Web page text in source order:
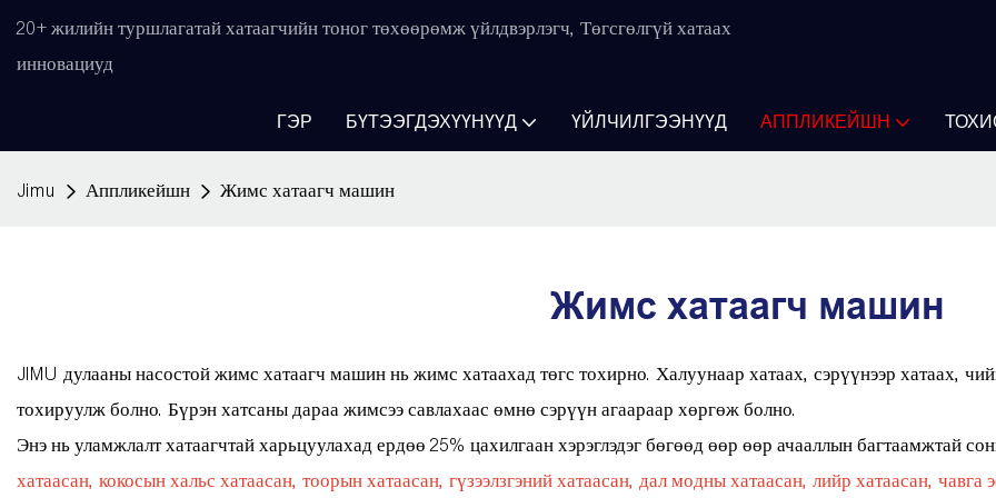
20+ жилийн туршлагатай хатаагчийн тоног төхөөрөмж үйлдвэрлэгч, Төгсгөлгүй хатаах
инновациуд
ГЭР БҮТЭЭГДЭХҮҮНҮҮД ҮЙЛЧИЛГЭЭНҮҮД АППЛИКЕЙШН
Jimu Аппликейшн Жимс хатаагч машин
Жимс хатаагч машин
JIMU дулааны насостой жимс хатаагч машин нь жимс хатаахад төгс тохирно. Халуунаар хатаах, сэрүүнээр хатаах,
тохируулж болно. Бүрэн хатсаны дараа жимсээ савлахаас өмнө сэрүүн агаараар хөргөж болно.
Энэ нь уламжлалт хатаагчтай харьцуулахад ердөө 25% цахилгаан хэрэглэдэг бөгөөд өөр өөр ачааллын багтаамжтай
хатаасан, кокосын хальс хатаасан, тоорын хатаасан, гүзээлзгэний хатаасан, дал модны хатаасан, лийр хатаасан,